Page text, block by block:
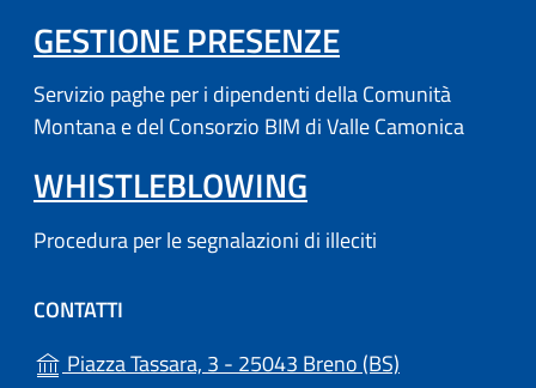
GESTIONE PRESENZE(APRE IN
Servizio paghe per i dipendenti della Comunità
Montana e del Consorzio BIM di Valle Camonica
WHISTLEBLOWING
Procedura per le segnalazioni di illeciti
CONTATTI
Piazza Tassara, 3 - 25043 Breno (BS)